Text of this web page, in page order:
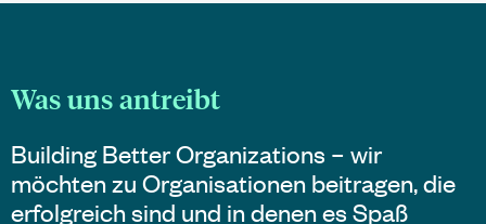
Was uns antreibt
Building Better Organizations – wir
möchten zu Organisationen beitragen, die
erfolgreich sind und in denen es Spaß